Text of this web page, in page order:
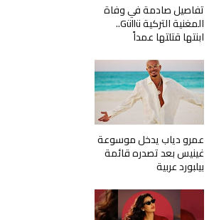
تفاصيل صادمة في وفاة
المغنية التركية Güllü..
ابنتها قتلتها عمداً
عمرو دياب يدخل موسوعة
غينيس بعد تصدره قائمة
بيلبورد عربية